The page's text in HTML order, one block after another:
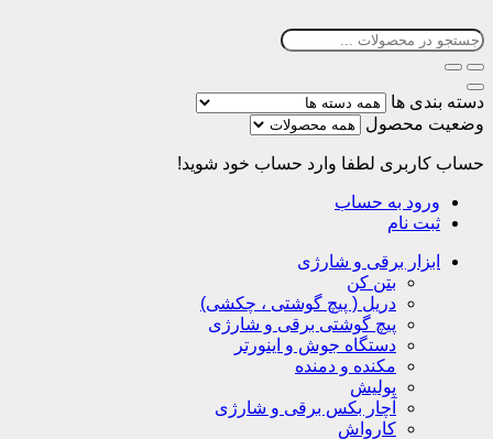
دسته بندی ها
وضعیت محصول
حساب کاربری لطفا وارد حساب خود شوید!
ورود به حساب
ثبت نام
ابزار برقی و شارژی
بتن کن
دریل ( پیچ گوشتی ، چکشی)
پیچ گوشتی برقی و شارژی
دستگاه جوش و اینورتر
مکنده و دمنده
پولیش
آچار بکس برقی و شارژی
کارواش